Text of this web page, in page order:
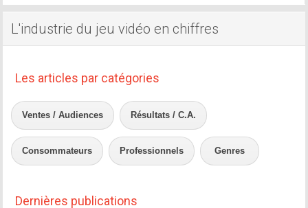
L'industrie du jeu vidéo en chiffres
Les articles par catégories
Ventes / Audiences Résultats / C.A.
Consommateurs Professionnels Genres
Dernières publications